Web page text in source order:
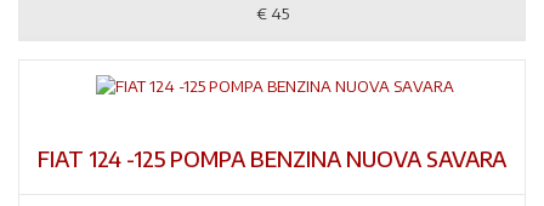
€ 45
FIAT 124 -125 POMPA BENZINA NUOVA SAVARA